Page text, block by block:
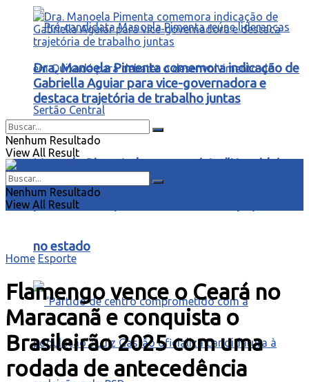
Manoela Pimenta lança o projeto “Uma ideia
para o Ceará” para ouvir demandas populares
no estado
Dra. Manoela Pimenta comemora indicação de
Gabriella Aguiar para vice-governadora e
destaca trajetória de trabalho juntas
Nenhum Resultado
View All Result
Nenhum Resultado
View All Result
Home Esporte
Flamengo vence o Ceará no
Maracanã e conquista o
Brasileirão 2025 com uma
rodada de antecedência